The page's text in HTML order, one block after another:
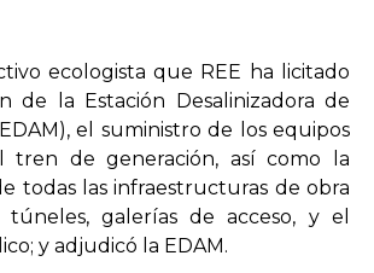
ecologista que REE ha licitado
de la Estación Desalinizadora de
el suministro de los equipos
tren de generación, así como la
todas las infraestructuras de obra
túneles, galerías de acceso, y el
y adjudicó la EDAM.